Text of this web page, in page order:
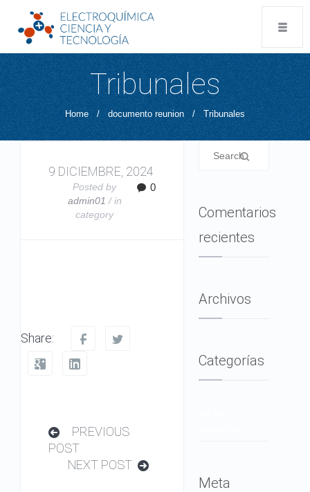
Tribunales
Home / documento reunion / Tribunales
9 DICIEMBRE, 2024
Posted by
admin01 / in
category
0
Share:
PREVIOUS
POST
NEXT POST
Comentarios
recientes
Archivos
Categorías
Meta